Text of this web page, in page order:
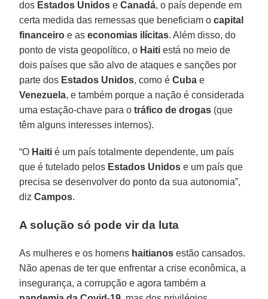
dos Estados UnidoseCanadá, o país depende em
certa medida das remessas que beneficiam ocapital
financeiro e aseconomias ilícitas. Além disso, do
ponto de vista geopolítico, o Haiti está no meio de
dois países que são alvo de ataques e sanções por
parte dos Estados Unidos, como éCuba e
Venezuela, e também porque a nação é considerada
uma estação-chave para otráfico de drogas (que
têm alguns interesses internos).
“O Haiti é um país totalmente dependente, um país
que é tutelado pelos Estados Unidos e um país que
precisa se desenvolver do ponto da sua autonomia”,
dizCampos.
A solução só pode vir da luta
As mulheres e os homens haitianos estão cansados.
Não apenas de ter que enfrentar a crise econômica, a
insegurança, a corrupção e agora também a